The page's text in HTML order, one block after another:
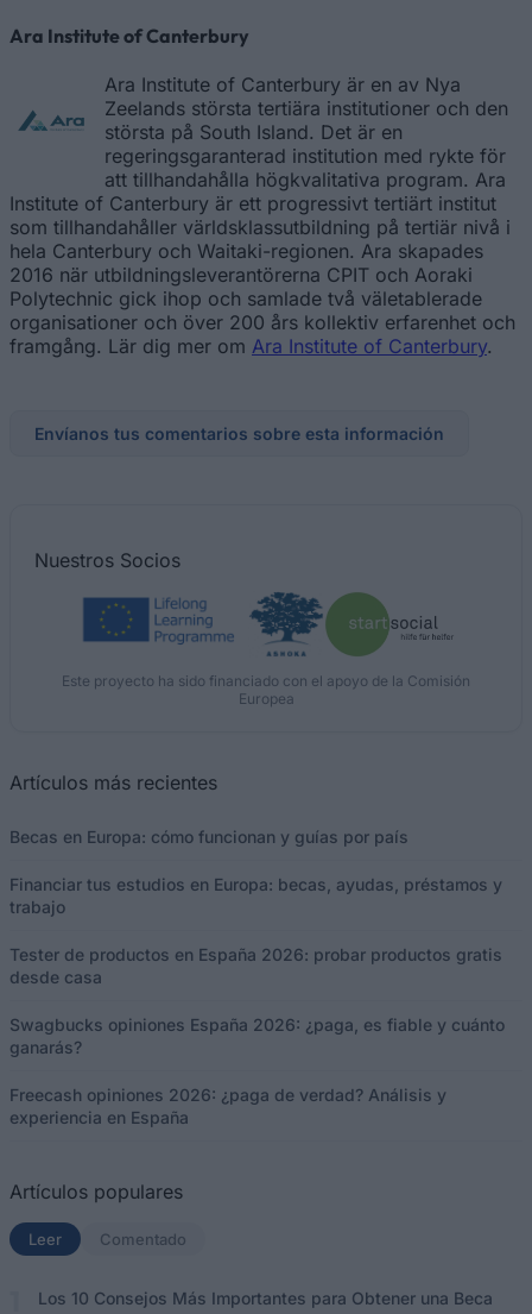
Ara Institute of Canterbury
Ara Institute of Canterbury är en av Nya
Zeelands största tertiära institutioner och den
största på South Island. Det är en
regeringsgaranterad institution med rykte för
att tillhandahålla högkvalitativa program. Ara
Institute of Canterbury är ett progressivt tertiärt institut
som tillhandahåller världsklassutbildning på tertiär nivå i
hela Canterbury och Waitaki-regionen. Ara skapades
2016 när utbildningsleverantörerna CPIT och Aoraki
Polytechnic gick ihop och samlade två väletablerade
organisationer och över 200 års kollektiv erfarenhet och
framgång. Lär dig mer om Ara Institute of Canterbury.
Envíanos tus comentarios sobre esta información
Nuestros Socios
Este proyecto ha sido financiado con el apoyo de la Comisión
Europea
Artículos más recientes
Becas en Europa: cómo funcionan y guías por país
Financiar tus estudios en Europa: becas, ayudas, préstamos y
trabajo
Tester de productos en España 2026: probar productos gratis
desde casa
Swagbucks opiniones España 2026: ¿paga, es fiable y cuánto
ganarás?
Freecash opiniones 2026: ¿paga de verdad? Análisis y
experiencia en España
Artículos populares
Leer (solapa activa)
Comentado
Los 10 Consejos Más Importantes para Obtener una Beca